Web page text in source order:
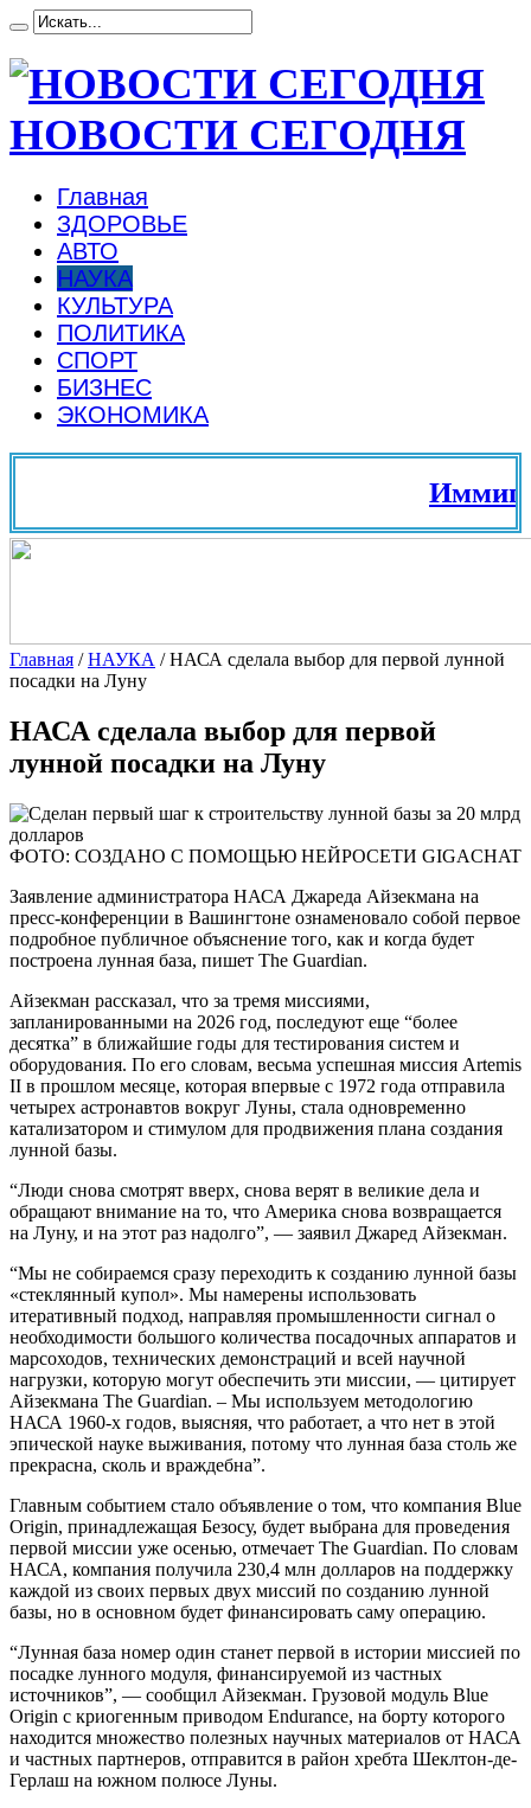
НОВОСТИ СЕГОДНЯ
Главная
ЗДОРОВЬЕ
АВТО
НАУКА
КУЛЬТУРА
ПОЛИТИКА
СПОРТ
БИЗНЕС
ЭКОНОМИКА
Главная /НАУКА /НАСА сделала выбор для первой лунной
посадки на Луну
НАСА сделала выбор для первой
лунной посадки на Луну
ФОТО: СОЗДАНО С ПОМОЩЬЮ НЕЙРОСЕТИ GIGACHAT
Заявление администратора НАСА Джареда Айзекмана на
пресс-конференции в Вашингтоне ознаменовало собой первое
подробное публичное объяснение того, как и когда будет
построена лунная база, пишет The Guardian.
Айзекман рассказал, что за тремя миссиями,
запланированными на 2026 год, последуют еще “более
десятка” в ближайшие годы для тестирования систем и
оборудования. По его словам, весьма успешная миссия Artemis
II в прошлом месяце, которая впервые с 1972 года отправила
четырех астронавтов вокруг Луны, стала одновременно
катализатором и стимулом для продвижения плана создания
лунной базы.
“Люди снова смотрят вверх, снова верят в великие дела и
обращают внимание на то, что Америка снова возвращается
на Луну, и на этот раз надолго”, — заявил Джаред Айзекман.
“Мы не собираемся сразу переходить к созданию лунной базы
«стеклянный купол». Мы намерены использовать
итеративный подход, направляя промышленности сигнал о
необходимости большого количества посадочных аппаратов и
марсоходов, технических демонстраций и всей научной
нагрузки, которую могут обеспечить эти миссии, — цитирует
Айзекмана The Guardian. – Мы используем методологию
НАСА 1960-х годов, выясняя, что работает, а что нет в этой
эпической науке выживания, потому что лунная база столь же
прекрасна, сколь и враждебна”.
Главным событием стало объявление о том, что компания Blue
Origin, принадлежащая Безосу, будет выбрана для проведения
первой миссии уже осенью, отмечает The Guardian. По словам
НАСА, компания получила 230,4 млн долларов на поддержку
каждой из своих первых двух миссий по созданию лунной
базы, но в основном будет финансировать саму операцию.
“Лунная база номер один станет первой в истории миссией по
посадке лунного модуля, финансируемой из частных
источников”, — сообщил Айзекман. Грузовой модуль Blue
Origin с криогенным приводом Endurance, на борту которого
находится множество полезных научных материалов от НАСА
и частных партнеров, отправится в район хребта Шеклтон-де-
Герлаш на южном полюсе Луны.